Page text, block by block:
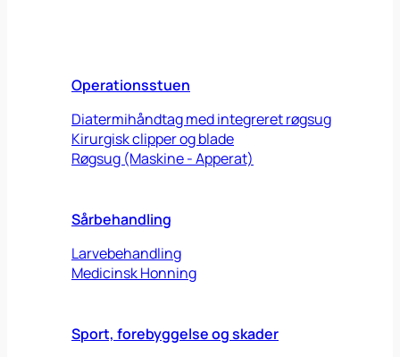
Operationsstuen
Diatermihåndtag med integreret røgsug
Kirurgisk clipper og blade
Røgsug (Maskine - Apperat)
Sårbehandling
Larvebehandling
Medicinsk Honning
Sport, forebyggelse og skader